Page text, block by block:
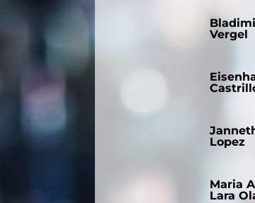
Vergel
Lopez
Maria
Lara